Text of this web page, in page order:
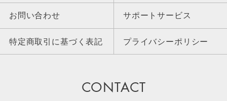
お問い合わせ サポートサービス
特定商取引に基づく表記 プライバシーポリシー
CONTACT